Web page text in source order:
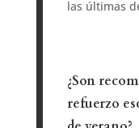
las últimas
¿Son
refuerzo